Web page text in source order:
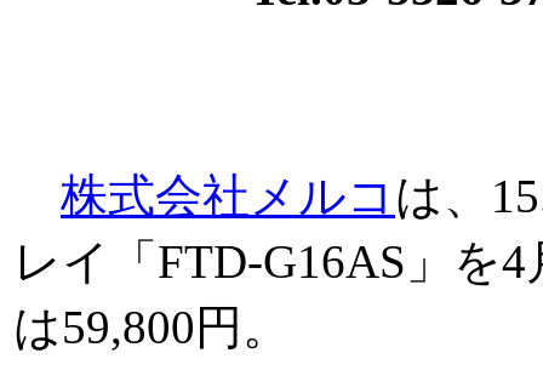
株式会社メルコ は、
レイ「FTD-G16AS」を
は59,800円。